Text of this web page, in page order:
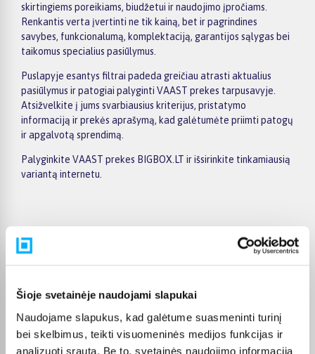
Šioje svetainėje naudojami slapukai
Naudojame slapukus, kad galėtume suasmeninti turinį
bei skelbimus, teikti visuomeninės medijos funkcijas ir
analizuoti srautą. Be to, svetainės naudojimo informaciją
skirtingiems poreikiams, biudžetui ir naudojimo įpročiams.
Renkantis verta įvertinti ne tik kainą, bet ir pagrindines
savybes, funkcionalumą, komplektaciją, garantijos sąlygas bei
taikomus specialius pasiūlymus.
Puslapyje esantys filtrai padeda greičiau atrasti aktualius
pasiūlymus ir patogiai palyginti VAAST prekes tarpusavyje.
Atsižvelkite į jums svarbiausius kriterijus, pristatymo
informaciją ir prekės aprašymą, kad galėtumėte priimti patogų
ir apgalvotą sprendimą.
Palyginkite VAAST prekes BIGBOX.LT ir išsirinkite tinkamiausią
variantą internetu.
Pirkėjų atsiliepimai apie prekes
jonas m.
Viskas puiku. Nežinau ką turiu vertinti prekę ar paradvėją? Vertinti reiktų
tada ...